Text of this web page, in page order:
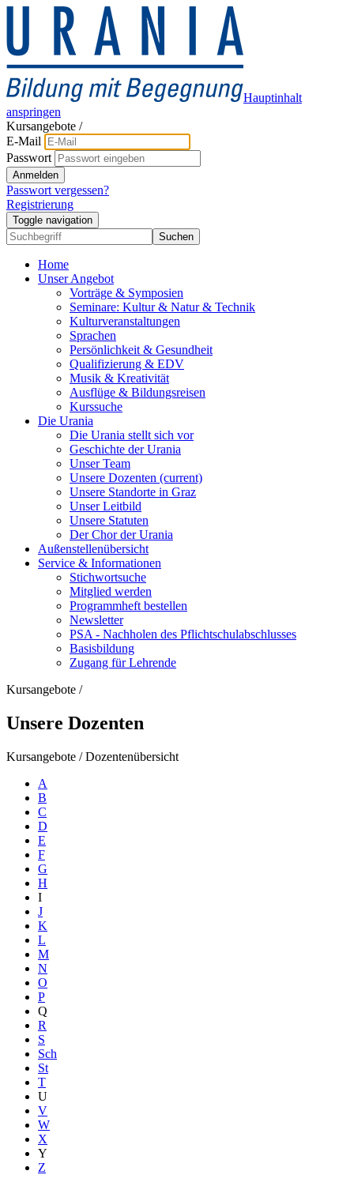
Hauptinhalt
anspringen
Kursangebote /
E-Mail
Passwort
Anmelden
Passwort vergessen?
Registrierung
Toggle navigation
Suchen
Home
Unser Angebot
Vorträge & Symposien
Seminare: Kultur & Natur & Technik
Kulturveranstaltungen
Sprachen
Persönlichkeit & Gesundheit
Qualifizierung & EDV
Musik & Kreativität
Ausflüge & Bildungsreisen
Kurssuche
Die Urania
Die Urania stellt sich vor
Geschichte der Urania
Unser Team
Unsere Dozenten (current)
Unsere Standorte in Graz
Unser Leitbild
Unsere Statuten
Der Chor der Urania
Außenstellenübersicht
Service & Informationen
Stichwortsuche
Mitglied werden
Programmheft bestellen
Newsletter
PSA - Nachholen des Pflichtschulabschlusses
Basisbildung
Zugang für Lehrende
Kursangebote /
Unsere Dozenten
Kursangebote /Dozentenübersicht
A
B
C
D
E
F
G
H
I
J
K
L
M
N
O
P
Q
R
S
Sch
St
T
U
V
W
X
Y
Z